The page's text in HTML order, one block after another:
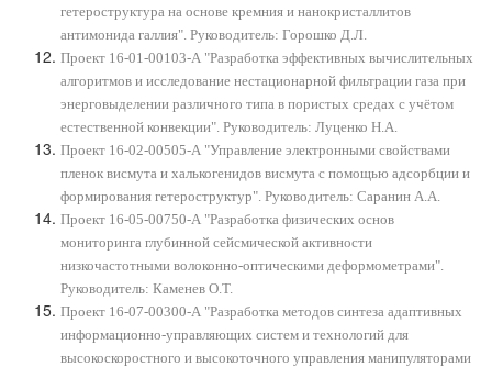
гетероструктура на основе кремния и нанокристаллитов
антимонида галлия". Руководитель: Горошко Д.Л.
Проект 16-01-00103-А "Разработка эффективных вычислительных
алгоритмов и исследование нестационарной фильтрации газа при
энерговыделении различного типа в пористых средах с учётом
естественной конвекции". Руководитель: Луценко Н.А.
Проект 16-02-00505-А "Управление электронными свойствами
пленок висмута и халькогенидов висмута с помощью адсорбции и
формирования гетероструктур". Руководитель: Саранин А.А.
Проект 16-05-00750-А "Разработка физических основ
мониторинга глубинной сейсмической активности
низкочастотными волоконно-оптическими деформометрами".
Руководитель: Каменев О.Т.
Проект 16-07-00300-А "Разработка методов синтеза адаптивных
информационно-управляющих систем и технологий для
высокоскоростного и высокоточного управления манипуляторами